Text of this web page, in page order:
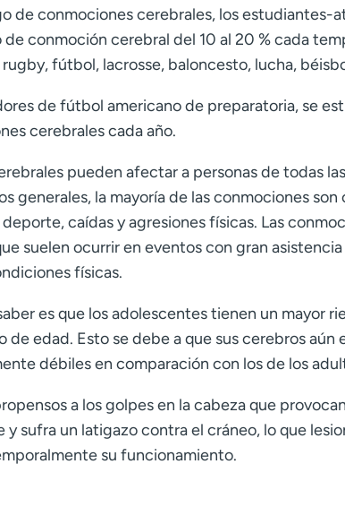
de conmociones cerebrales, los
conmoción cerebral del 10 al 20 % cada
fútbol, lacrosse, baloncesto, lucha,
de fútbol americano de preparatoria, se
cerebrales cada año.
pueden afectar a personas de todas
generales, la mayoría de las conmociones
caídas y agresiones físicas. Las
suelen ocurrir en eventos con gran
físicas.
es que los adolescentes tienen un mayor
edad. Esto se debe a que sus cerebros aún
débiles en comparación con los de los
a los golpes en la cabeza que
sufra un latigazo contra el cráneo, lo que
su funcionamiento.